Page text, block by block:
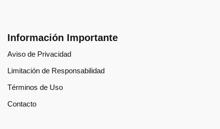
Información Importante
Aviso de Privacidad
Limitación de Responsabilidad
Términos de Uso
Contacto